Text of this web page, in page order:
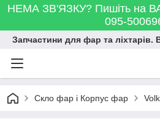
НЕМА ЗВ'ЯЗКУ? Пишіть на
095-
Запчастини для фар та ліхтарів.
Скло фар і Корпус фар